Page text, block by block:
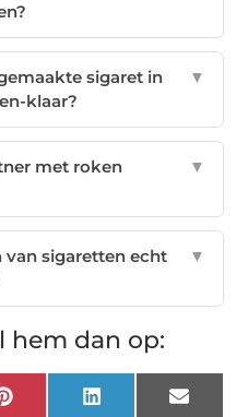
sigaret in
klaar?
▼
met roken
▼
van sigaretten echt
▼
hem dan op:
Pinterest LinkedIn Email